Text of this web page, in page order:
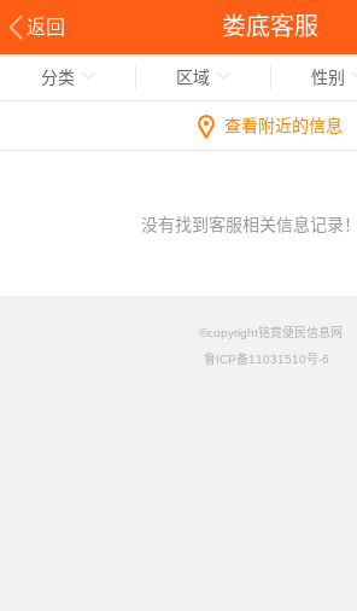
返回 娄底客服
分类 区域 性别
查看附近的信息
没有找到客服相关信息记录！
©copyright铭竟便民信息网
鲁ICP备11031510号-6